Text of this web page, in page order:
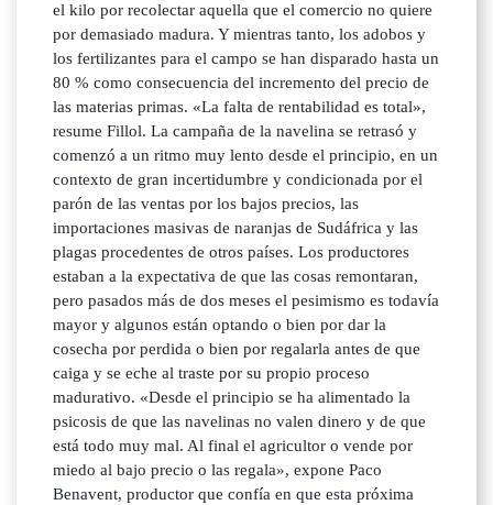
el kilo por recolectar aquella que el comercio no quiere
por demasiado madura. Y mientras tanto, los adobos y
los fertilizantes para el campo se han disparado hasta un
80 % como consecuencia del incremento del precio de
las materias primas. «La falta de rentabilidad es total»,
resume Fillol. La campaña de la navelina se retrasó y
comenzó a un ritmo muy lento desde el principio, en un
contexto de gran incertidumbre y condicionada por el
parón de las ventas por los bajos precios, las
importaciones masivas de naranjas de Sudáfrica y las
plagas procedentes de otros países. Los productores
estaban a la expectativa de que las cosas remontaran,
pero pasados más de dos meses el pesimismo es todavía
mayor y algunos están optando o bien por dar la
cosecha por perdida o bien por regalarla antes de que
caiga y se eche al traste por su propio proceso
madurativo. «Desde el principio se ha alimentado la
psicosis de que las navelinas no valen dinero y de que
está todo muy mal. Al final el agricultor o vende por
miedo al bajo precio o las regala», expone Paco
Benavent, productor que confía en que esta próxima